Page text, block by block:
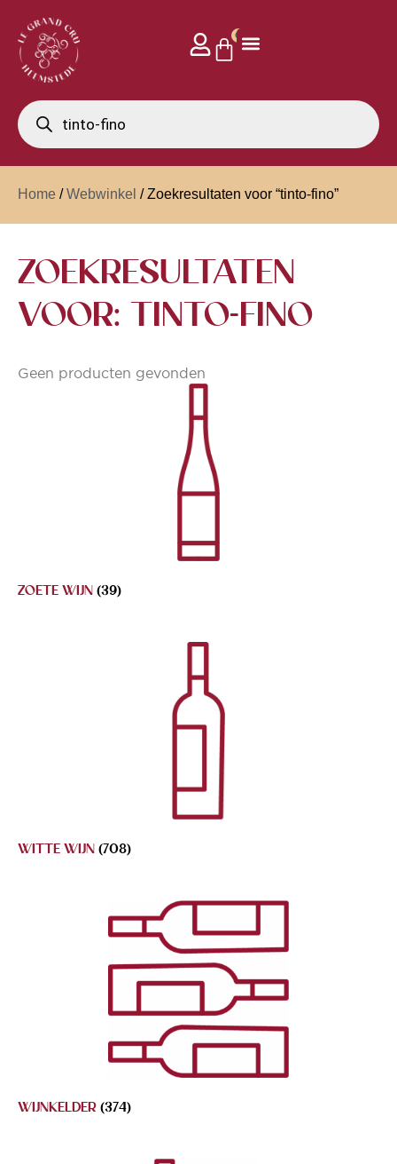
0
Home /Webwinkel / Zoekresultaten voor “tinto-fino”
ZOEKRESULTATEN
VOOR: TINTO-FINO
Geen producten gevonden
ZOETE WIJN (39)
WITTE WIJN (708)
WIJNKELDER (374)